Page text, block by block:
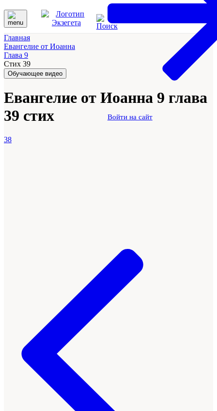
Войти на сайт
Главная
Евангелие от Иоанна
Глава 9
Стих 39
Обучающее видео
Евангелие от Иоанна 9 глава
39 стих
38